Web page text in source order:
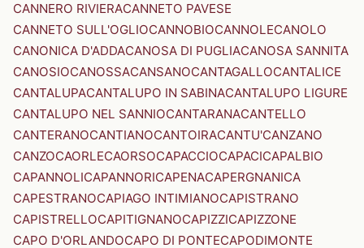
CANNERO RIVIERACANNETO PAVESE
CANNETO SULL'OGLIOCANNOBIOCANNOLECANOLO
CANONICA D'ADDACANOSA DI PUGLIACANOSA SANNITA
CANOSIOCANOSSACANSANOCANTAGALLOCANTALICE
CANTALUPACANTALUPO IN SABINACANTALUPO LIGURE
CANTALUPO NEL SANNIOCANTARANACANTELLO
CANTERANOCANTIANOCANTOIRACANTU'CANZANO
CANZOCAORLECAORSOCAPACCIOCAPACICAPALBIO
CAPANNOLICAPANNORICAPENACAPERGNANICA
CAPESTRANOCAPIAGO INTIMIANOCAPISTRANO
CAPISTRELLOCAPITIGNANOCAPIZZICAPIZZONE
CAPO D'ORLANDOCAPO DI PONTECAPODIMONTE